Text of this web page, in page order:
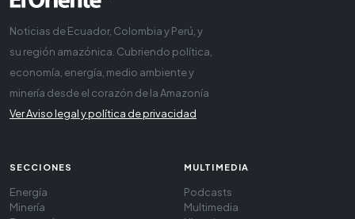
Noticias de Ecuador, Colombia y Perú, y
su región amazónica. Cubriendo política,
economía, energía, medio ambiente y
minería desde el corazón de la Amazonía
Ver Aviso legal y política de privacidad
SECCIONES
Energía
Minería
MULTIMEDIA
Podcasts
Multimedia